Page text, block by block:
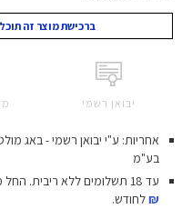
ברכישת מוצר זה תוכלו לקבל עד
יבואן רשמי
אחריות: ע"י יבואן רשמי - באג
בע"מ
עד 18 תשלומים ללא ריבית.
החל
₪לחודש.